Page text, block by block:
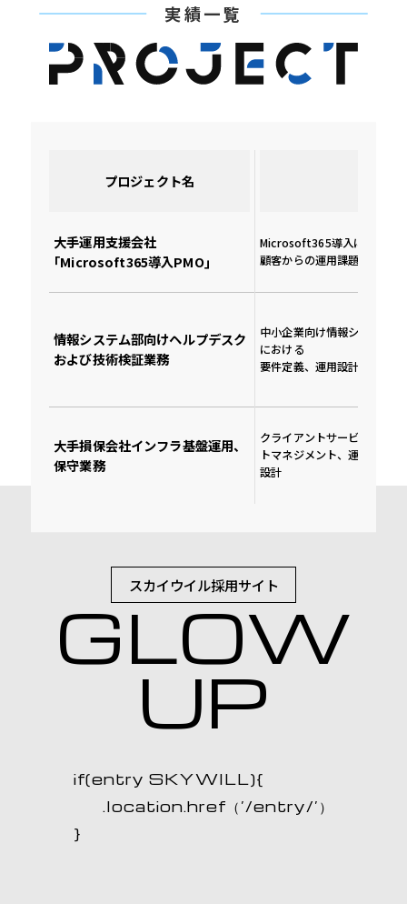
実績一覧
プロジェクト名
大手運用支援会社
｢Microsoft365導入PMO｣
Microsoft365導入に関する
顧客からの運用課題の解決
情報システム部向けヘルプデスク
および技術検証業務
中小企業向け情報システム
における
要件定義、運用設計、技術
大手損保会社インフラ基盤運用、
保守業務
クライアントサービス基盤
トマネジメント、運用管理
設計
スカイウイル採用サイト
GLOW
UP
if(entry SKYWILL){
.location.href（’/entry/’）
}